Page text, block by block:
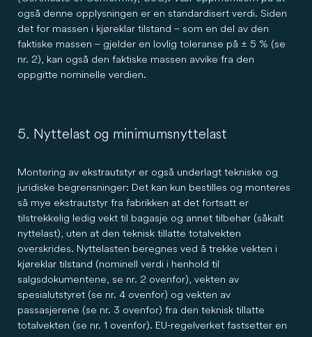
også denne opplysningen er en standardisert verdi. Siden
det for massen i kjøreklar tilstand – som en del av den
faktiske massen – gjelder en lovlig toleranse på ± 5 % (se
nr. 2), kan også den faktiske massen avvike fra den
oppgitte nominelle verdien.
5. Nyttelast og minimumsnyttelast
Montering av ekstrautstyr er også underlagt tekniske og
juridiske begrensninger: Det kan kun bestilles og monteres
så mye ekstrautstyr fra fabrikken at det fortsatt er
tilstrekkelig ledig vekt til bagasje og annet tilbehør (såkalt
nyttelast), uten at den teknisk tillatte totalvekten
overskrides. Nyttelasten beregnes ved å trekke vekten i
kjøreklar tilstand (nominell verdi i henhold til
salgsdokumentene, se nr. 2 ovenfor), vekten av
spesialutstyret (se nr. 4 ovenfor) og vekten av
passasjerene (se nr. 3 ovenfor) fra den teknisk tillatte
totalvekten (se nr. 1 ovenfor). EU-regelverket fastsetter en